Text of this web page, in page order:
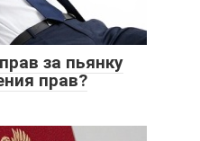
за пьянку
прав?